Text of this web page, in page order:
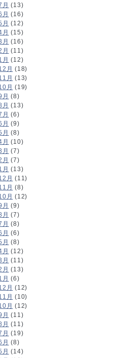
(13)
(16)
(12)
(15)
(16)
(11)
(12)
月 (18)
月 (13)
月 (19)
(8)
(13)
(6)
(9)
(8)
(10)
(7)
(7)
(13)
月 (11)
月 (8)
月 (12)
(9)
(7)
(8)
(6)
(8)
(12)
(11)
(13)
(6)
月 (12)
月 (10)
月 (12)
(11)
(11)
(19)
(8)
(14)